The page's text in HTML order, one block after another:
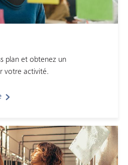
plan et obtenez un
votre activité.